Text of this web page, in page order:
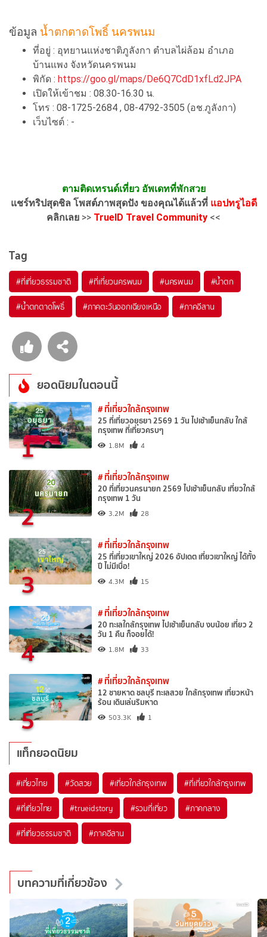
ข้อมูล น้ำตกตาดโพธิ์ นครพนม
ที่อยู่ : อุทยานแห่งชาติภูลังกา ตำบลไผ่ล้อม อำเภอ
บ้านแพง จังหวัดนครพนม
พิกัด : https://goo.gl/maps/De6Q7CdD1xfLd2JPA
เปิดให้เข้าชม : 08.30-16.30 น.
โทร : 08-1725-2684 , 08-4792-3505 (อช.ภูลังกา)
เว็บไซต์ : -
ตามติดเทรนด์เที่ยว อัพเดทที่พักสวย
แชร์ทริปสุดชิล โพสต์ภาพสุดปัง ของคุณได้แล้วที่ แอปทรูไอดี
คลิกเลย >> TrueID Travel Community <<
Tag
#ที่เที่ยวธรรมชาติ #ที่เที่ยวนครพนม #นครพนม #น้ำตก
#น้ำตกตาดโพธิ์ #ภาคตะวันออกเฉียงเหนือ #ภาคอีสาน
ยอดนิยมในตอนนี้
1
# ที่เที่ยวใกล้กรุงเทพ
25 ที่เที่ยวอยุธยา 2569 1 วัน ไปเช้าเย็นกลับ ใกล้
กรุงเทพ ที่เที่ยวครบๆ
1.8M 4
2
# ที่เที่ยวใกล้กรุงเทพ
20 ที่เที่ยวนครนายก 2569 ไปเช้าเย็นกลับ เที่ยวใกล้
กรุงเทพ 1 วัน
3.2M 28
3
# ที่เที่ยวใกล้กรุงเทพ
25 ที่เที่ยวเขาใหญ่ 2026 อัปเดต เที่ยวเขาใหญ่ ได้ทั้ง
ปี ไม่มีเบื่อ!
4.3M 15
4
# ที่เที่ยวใกล้กรุงเทพ
20 ทะเลใกล้กรุงเทพ ไปเช้าเย็นกลับ งบน้อย เที่ยว 2
วัน 1 คืน ก็จอยได้!
1.8M 33
5
# ที่เที่ยวใกล้กรุงเทพ
12 ชายหาด ชลบุรี ทะเลสวย ใกล้กรุงเทพ เที่ยวหน้า
ร้อน เดินเล่นริมหาด
503.3K 1
แท็กยอดนิยม
#เที่ยวไทย #วัดสวย #เที่ยวใกล้กรุงเทพ #ที่เที่ยวใกล้กรุงเทพ
#ที่เที่ยวไทย #trueidstory #รวมที่เที่ยว #ภาคกลาง
#ที่เที่ยวธรรมชาติ #ภาคอีสาน
บทความที่เกี่ยวข้อง